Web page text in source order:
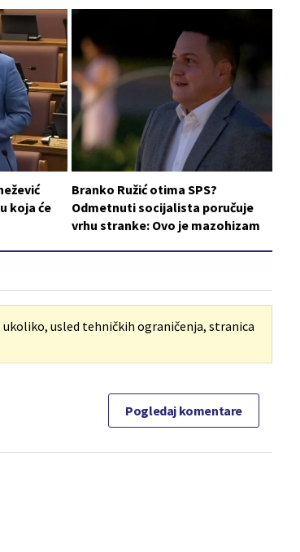
koja će
Branko Ružić otima SPS?
Odmetnuti socijalista poručuje
vrhu stranke: Ovo je mazohizam
usled tehničkih ograničenja, stranica
Pogledaj komentare